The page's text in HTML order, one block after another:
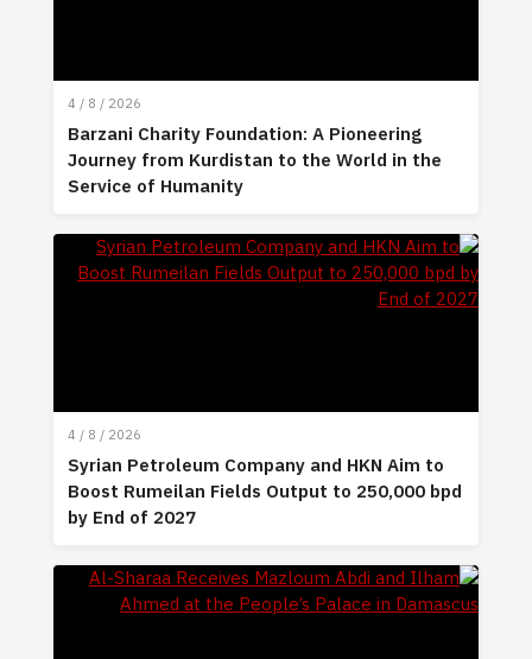
4 / 8 / 2026
Barzani Charity Foundation: A Pioneering
Journey from Kurdistan to the World in the
Service of Humanity
4 / 8 / 2026
Syrian Petroleum Company and HKN Aim to
Boost Rumeilan Fields Output to 250,000 bpd
by End of 2027